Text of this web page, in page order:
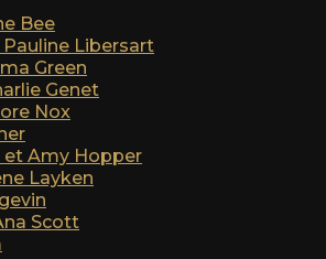
Bee
Libersart
Green
Genet
Nox
et Amy Hopper
Layken
Scott